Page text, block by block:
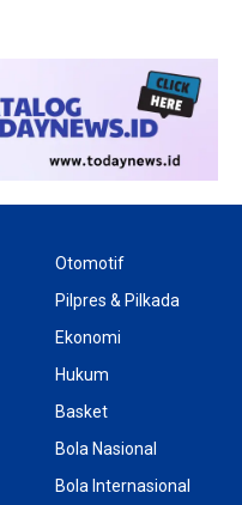
Otomotif
Pilpres & Pilkada
Ekonomi
Hukum
Basket
Bola Nasional
Bola Internasional